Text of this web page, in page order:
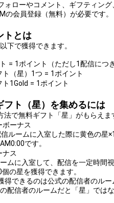
ォローやコメント、ギフティング
の会員登録（無料）が必要です。
トとは
下で獲得できます。
= 1ポイント（ただし1配信につ
（星）1つ = 1ポイント
1Gold = 1ポイント
フト（星）を集めるには
法で無料ギフト「星」がもらえま
ーナス
ルームに入室した際に黄色の星
です。
ス
ムに入室して、配信を一定時間
の星を獲得できます。
得できるのは公式の配信者のルー
配信者のルームだと「星」では